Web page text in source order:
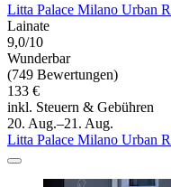
Litta Palace Milano Urban
Lainate
9,0/10
Wunderbar
(749 Bewertungen)
133 €
inkl. Steuern & Gebühren
20. Aug.–21. Aug.
Litta Palace Milano Urban